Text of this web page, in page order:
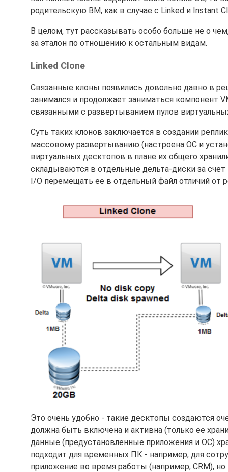
родительскую ВМ, как в случае с Linked и Instant
В целом, тут рассказывать особо больше не о
за эталон по отношению к остальным видам.
Linked Clone
Связанные клоны появились довольно давно в
занимался и продолжает заниматься компонент
связанными с развертыванием пулов
Суть таких клонов заключается в создании
массовому развертыванию (настроена ОС и
виртуальных десктопов в плане их общего
складываются в отдельные дельта-диски за
I/O перемещать ее в отдельный файл отличий от
Это очень удобно - такие десктопы создаются
должна быть включена и активна (только ее
данные (предустановленные приложения и ОС)
подходит для временных ПК - например, для
приложение во время работы (например, CRM),